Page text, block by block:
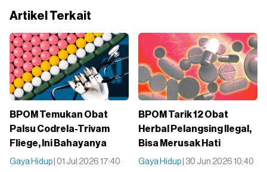
Artikel Terkait
BPOM Temukan Obat
Palsu Codrela-Trivam
Fliege, Ini Bahayanya
Gaya Hidup | 01 Jul 2026 17:40
BPOM Tarik 12 Obat
Herbal Pelangsing Ilegal,
Bisa Merusak Hati
Gaya Hidup | 30 Jun 2026 10:40